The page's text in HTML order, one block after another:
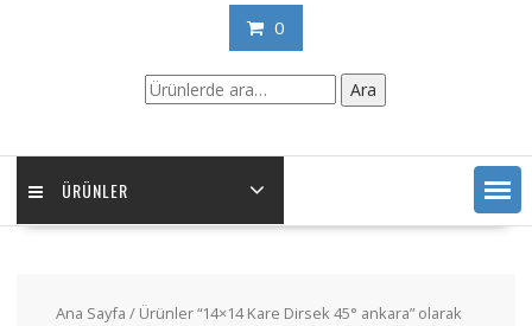
0
Ara: Ara
ÜRÜNLER
Ana Sayfa / Ürünler “14×14 Kare Dirsek 45° ankara” olarak